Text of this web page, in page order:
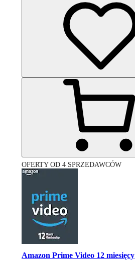
OFERTY OD 4 SPRZEDAWCÓW
Amazon Prime Video 12 miesięcy